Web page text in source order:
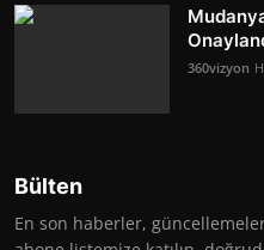
360vizyon
Bülten
En son haberler,